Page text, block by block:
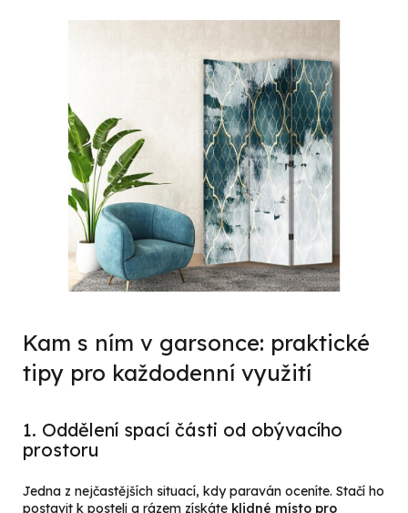
Kam s ním v garsonce: praktické
tipy pro každodenní využití
1. Oddělení spací části od obývacího
prostoru
Jedna z nejčastějších situací, kdy paraván oceníte. Stačí ho
postavit k posteli a rázem získáte klidné místo pro